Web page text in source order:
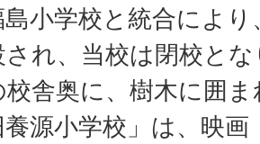
小学校と統合によ
れ、当校は閉校と
舎奥に、樹木に囲
源小学校」は、映